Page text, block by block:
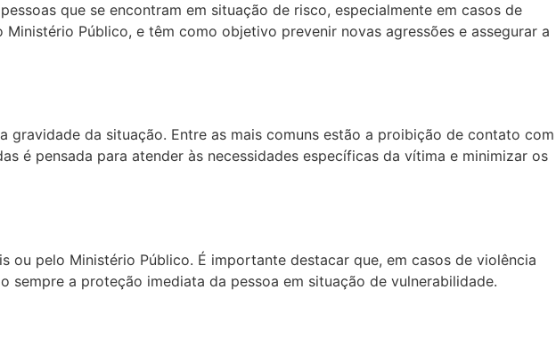
que se encontram em situação de risco, especialmente em casos de
Público, e têm como objetivo prevenir novas agressões e assegurar a
da situação. Entre as mais comuns estão a proibição de contato com
é pensada para atender às necessidades específicas da vítima e minimizar os
pelo Ministério Público. É importante destacar que, em casos de violência
a proteção imediata da pessoa em situação de vulnerabilidade.